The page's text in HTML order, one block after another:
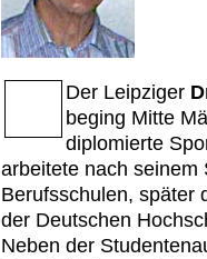
Der Leipziger
beging Mitte
diplomierte
arbeitete nach seinem
Berufsschulen, später
der Deutschen
Neben der